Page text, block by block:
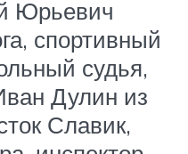
Юрьевич
спортивный
судья,
Дулин из
Славик,